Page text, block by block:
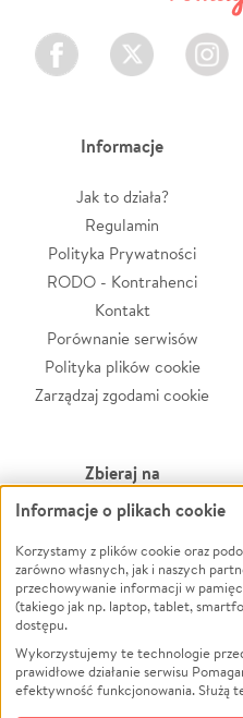
Facebook Twitter
Informacje
Jak to działa?
Regulamin
Polityka Prywatności
RODO - Kontrahenci
Kontakt
Porównanie serwisów
Polityka plików cookie
Zarządzaj zgodami cookie
Zbieraj na
Leczenie
Zwierzęta
Pożar
Ukraina
Pomoc Finansowa
Projekty
Informacje o plikach cookie
Korzystamy z plików cookie oraz
zarówno własnych, jak i naszych
przechowywanie informacji w
(takiego jak np. laptop, tablet,
dostępu.
Wykorzystujemy te technologie
prawidłowe działanie serwisu
efektywność funkcjonowania. Służą